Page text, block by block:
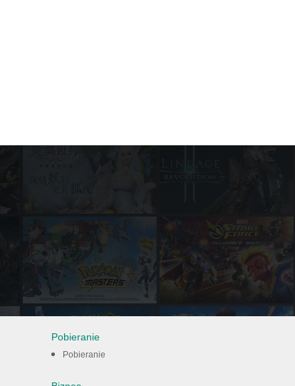
Pobieranie
Pobieranie